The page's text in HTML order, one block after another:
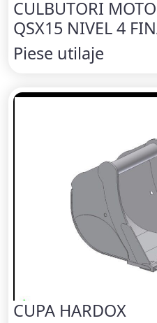
CULBUTORI
QSX15 NIVEL 4
Piese utilaje
CUPA HARDOX